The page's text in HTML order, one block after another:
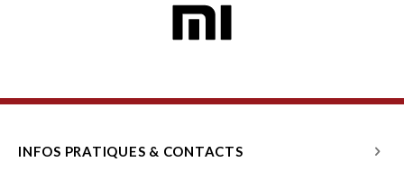
INFOS PRATIQUES & CONTACTS